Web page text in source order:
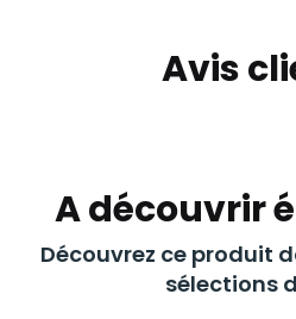
Avis
A découvrir
Découvrez ce produit
sélections